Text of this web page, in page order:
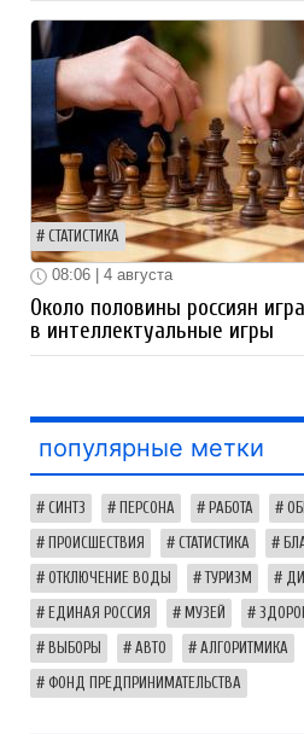
СТАТИСТИКА
08:06 | 4 августа
Около половины россиян
в интеллектуальные игры
популярные метки
СИНТЗ ПЕРСОНА РАБОТА
ПРОИСШЕСТВИЯ СТАТИСТИКА
ОТКЛЮЧЕНИЕ ВОДЫ ТУРИЗМ
ЕДИНАЯ РОССИЯ МУЗЕЙ
ВЫБОРЫ АВТО АЛГОРИТМИКА
ФОНД ПРЕДПРИНИМАТЕЛЬСТВА